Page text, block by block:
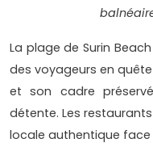
La plage de Surin
des voyageurs en
et son cadre
détente. Les
locale authentique face